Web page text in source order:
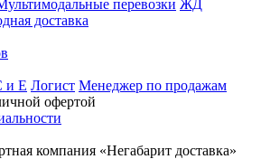
перевозки ЖД
доставка
и Е Логист Менеджер по продажам
офертой
компания «Негабарит доставка»